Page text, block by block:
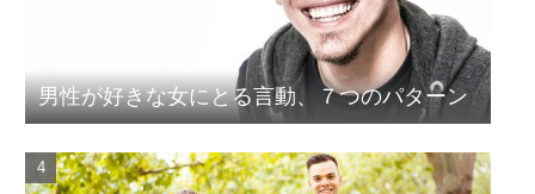
男性が好きな女にとる言動、７つのパターン